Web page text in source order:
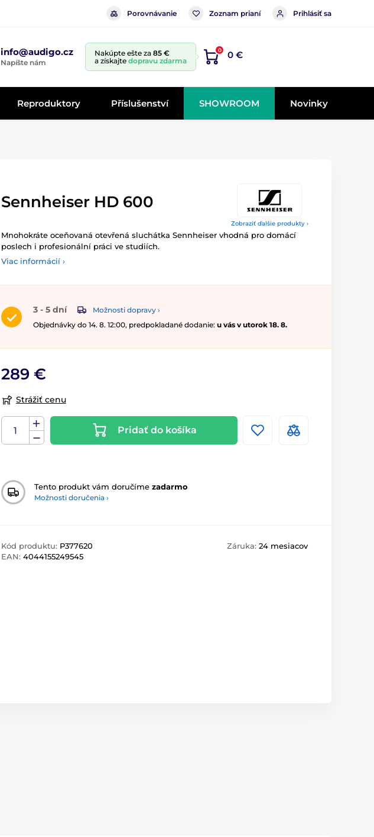
Porovnávanie Zoznam prianí Prihlásiť sa
info@audigo.cz
Napíšte nám
Nakúpte ešte za 85 €
a získajte dopravu zdarma
0 0 €
Reproduktory Příslušenství SHOWROOM Novinky
Zobraziť ďalšie produkty ›
Sennheiser HD 600
Mnohokráte oceňovaná otevřená sluchátka Sennheiser vhodná pro domácí
poslech i profesionální práci ve studiích.
Viac informácií ›
3 - 5 dní
Možnosti dopravy ›
Objednávky do 14. 8. 12:00, predpokladané dodanie: u vás v utorok 18. 8.
289 €
Strážiť cenu
Pridať do košíka
Tento produkt vám doručíme zadarmo
Možnosti doručenia ›
Kód produktu: P377620
EAN: 4044155249545
Záruka: 24 mesiacov